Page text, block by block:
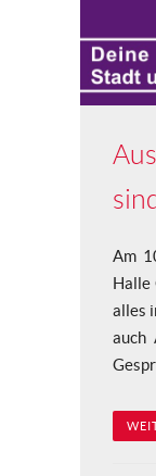
Am
Halle
alles
auch